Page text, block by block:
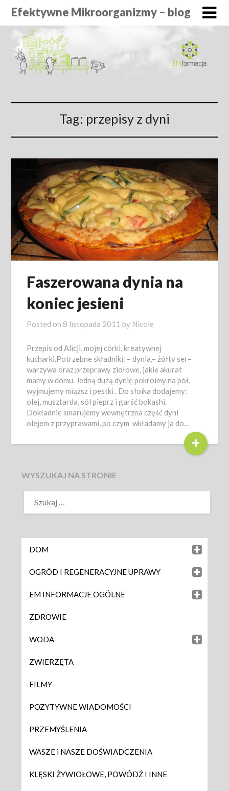
Efektywne Mikroorganizmy – blog
Tag: przepisy z dyni
Faszerowana dynia na
koniec jesieni
Posted on 8 listopada 2011 by Nicole
Przepis od Alicji, mojej córki, kreatywnej
kucharki.Potrzebne składniki: – dynia,– żółty ser–
warzywa oraz przeprawy ziołowe, jakie akurat
mamy w domu. Jedną dużą dynię pokroimy na pół,
wyjmujemy miąższ i pestki . Do słoika dodajemy:
olej, musztarda, sól pieprz i garść bokashi.
Dokładnie smarujemy wewnętrzna część dyni
olejem z przyprawami, po czym wkładamy ja do…
+
WYSZUKAJ NA STRONIE
DOM
OGRÓD I REGENERACYJNE UPRAWY
EM INFORMACJE OGÓLNE
ZDROWIE
WODA
ZWIERZĘTA
FILMY
POZYTYWNE WIADOMOŚCI
PRZEMYŚLENIA
WASZE i NASZE DOŚWIADCZENIA
KLĘSKI ŻYWIOŁOWE, POWÓDŹ I INNE